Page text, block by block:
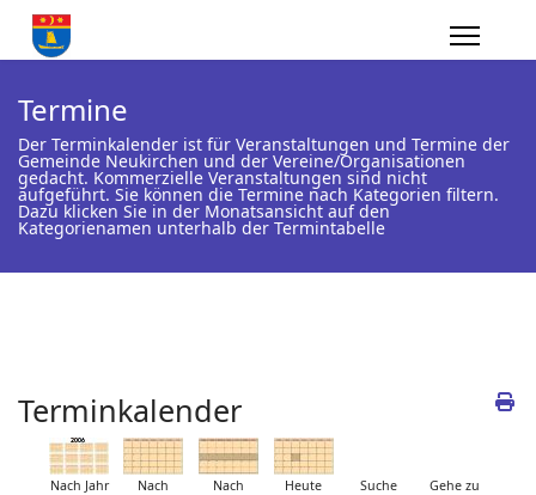
Termine
Der Terminkalender ist für Veranstaltungen und Termine der
Gemeinde Neukirchen und der Vereine/Organisationen
gedacht. Kommerzielle Veranstaltungen sind nicht
aufgeführt. Sie können die Termine nach Kategorien filtern.
Dazu klicken Sie in der Monatsansicht auf den
Kategorienamen unterhalb der Termintabelle
Terminkalender
Nach Jahr
Nach
Nach
Heute Suche
Gehe zu